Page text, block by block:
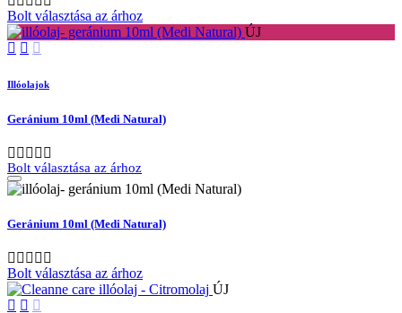
Bolt választása az árhoz
ÚJ
Illóolajok
Geránium 10ml (Medi Natural)
Bolt választása az árhoz
Geránium 10ml (Medi Natural)
Bolt választása az árhoz
ÚJ